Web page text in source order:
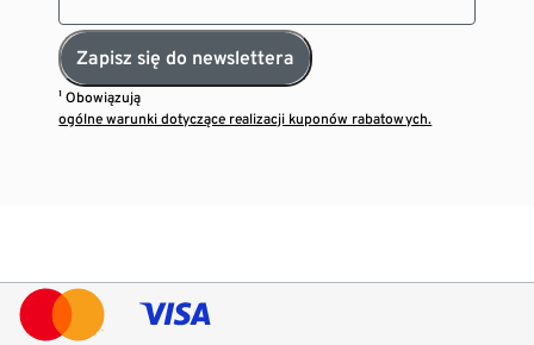
Zapisz się do newslettera
¹ Obowiązują
ogólne warunki dotyczące realizacji kuponów rabatowych.